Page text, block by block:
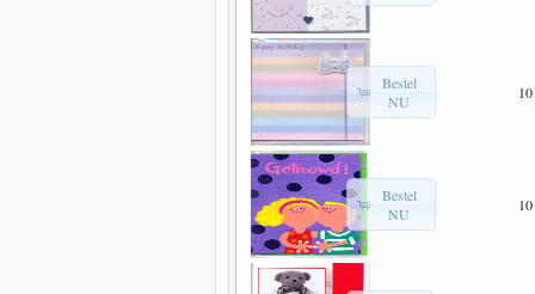
Bestel
NU
10
Bestel
NU
10